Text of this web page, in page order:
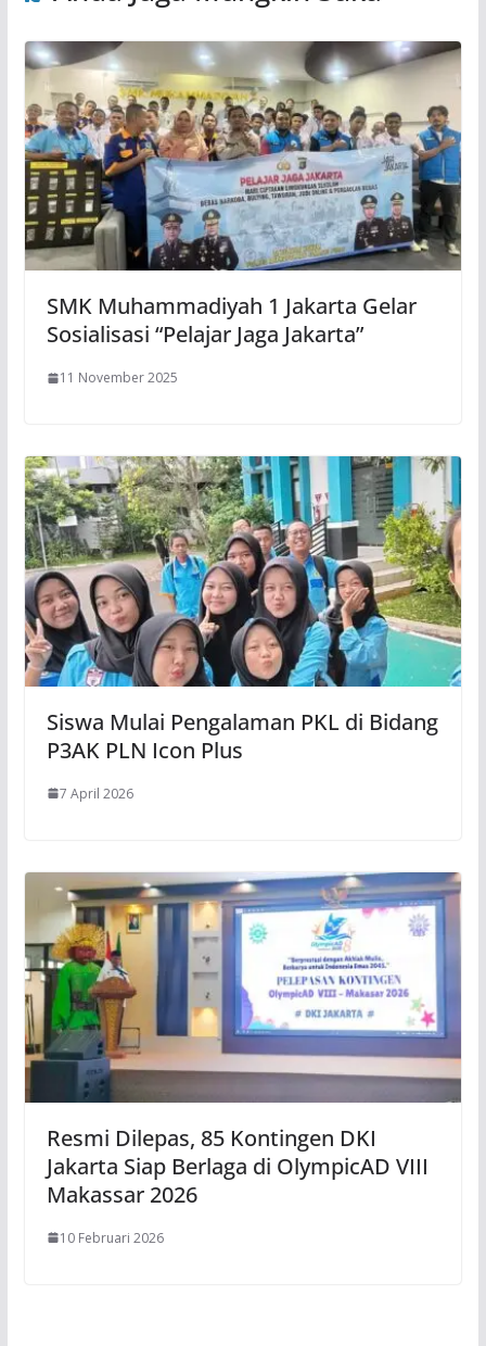
SMK Muhammadiyah 1 Jakarta Gelar
Sosialisasi “Pelajar Jaga Jakarta”
11 November 2025
Siswa Mulai Pengalaman PKL di Bidang
P3AK PLN Icon Plus
7 April 2026
Resmi Dilepas, 85 Kontingen DKI
Jakarta Siap Berlaga di OlympicAD VIII
Makassar 2026
10 Februari 2026